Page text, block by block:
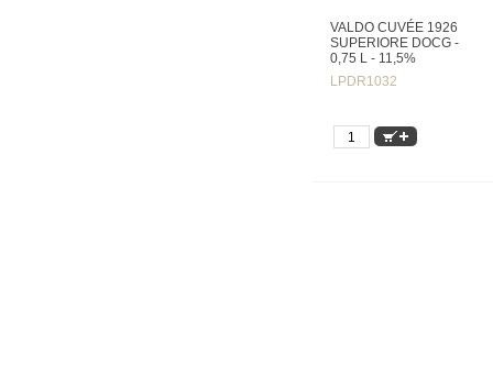
VALDO CUVÉE 1926
SUPERIORE DOCG -
0,75 L - 11,5%
LPDR1032